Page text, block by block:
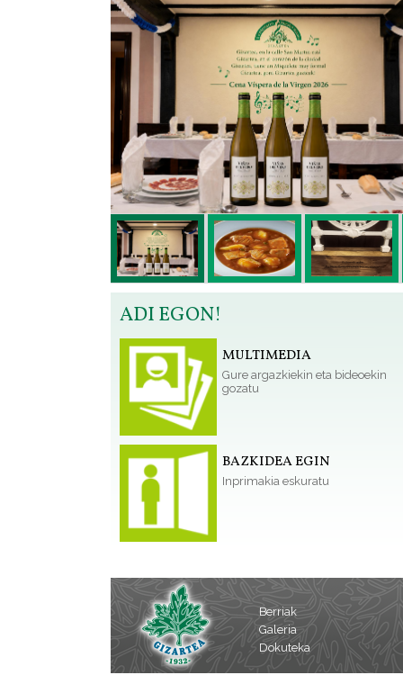
ADI EGON!
MULTIMEDIA
Gure argazkiekin eta bideoekin
gozatu
BAZKIDEA EGIN
Inprimakia eskuratu
Berriak
Galeria
Dokuteka